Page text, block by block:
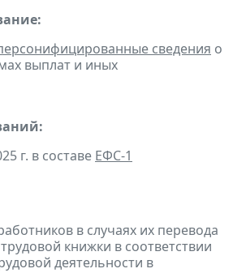
сведения о
выплат и иных
г. в составе ЕФС-1
в случаях их перевода
книжки в соответствии
деятельности в